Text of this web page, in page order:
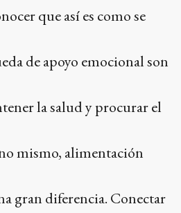
que así es como se
de apoyo emocional son
la salud y procurar el
mismo, alimentación
gran diferencia. Conectar